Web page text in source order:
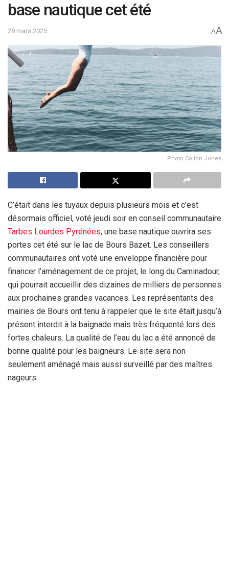
base nautique cet été
28 mars 2025 AA
Photo Colton Jones
C’était dans les tuyaux depuis plusieurs mois et c’est
désormais officiel, voté jeudi soir en conseil communautaire
Tarbes Lourdes Pyrénées, une base nautique ouvrira ses
portes cet été sur le lac de Bours Bazet. Les conseillers
communautaires ont voté une enveloppe financière pour
financer l’aménagement de ce projet, le long du Caminadour,
qui pourrait accueillir des dizaines de milliers de personnes
aux prochaines grandes vacances. Les représentants des
mairies de Bours ont tenu à rappeler que le site était jusqu’à
présent interdit à la baignade mais très fréquenté lors des
fortes chaleurs. La qualité de l’eau du lac a été annoncé de
bonne qualité pour les baigneurs. Le site sera non
seulement aménagé mais aussi surveillé par des maîtres
nageurs.